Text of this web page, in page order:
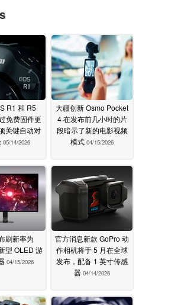
R1 和 R5
免费固件更
关键自动对
05/14/2026
大疆创新 Osmo Pocket
4 在发布前几小时的片
段暗示了新的电影视频
模式 04/15/2026
刷新率为
型 OLED 游
04/15/2026
官方消息新款 GoPro 动
作相机将于 5 月在全球
发布，配备 1 英寸传感
器 04/14/2026